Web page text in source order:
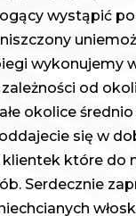
wystąpić
wykonujemy
od
okolice
się w
klientek które
Serdecznie